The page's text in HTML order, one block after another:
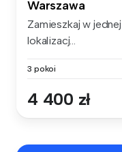
Warszawa
Zamieszkaj w
lokalizacj...
3 pokoi
4 400 zł